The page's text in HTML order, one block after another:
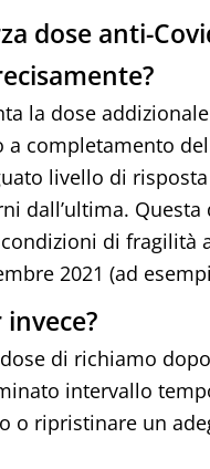
dose anti-
la dose
a completamento
livello di
dall’ultima.
di fragilità
2021 (ad
di richiamo
intervallo
o ripristinare un